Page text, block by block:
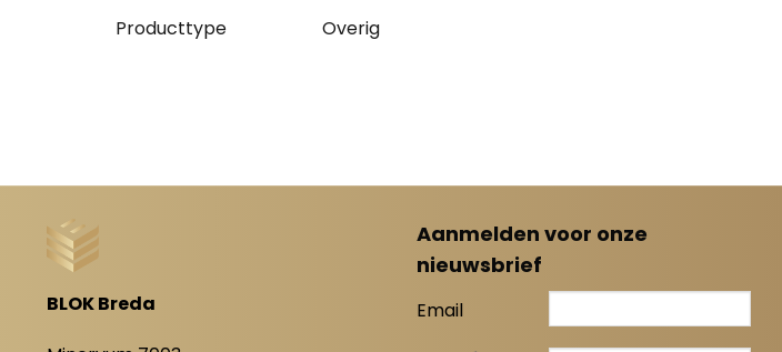
Producttype
Overig
BLOK Breda
Aanmelden voor onze
nieuwsbrief
Email